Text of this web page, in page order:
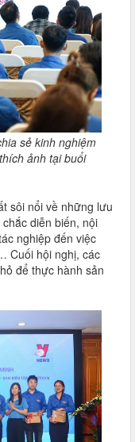
sẻ kinh nghiệm
ảnh tại buổi
sôi nổi về những lưu
diễn biến, nội
nghiệp đến việc
Cuối hội nghị, các
để thực hành sản